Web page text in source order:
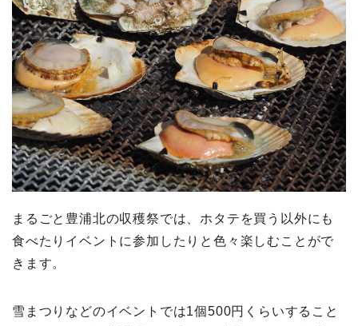
まるごと豊浦北の収穫祭では、ホタテを買う以外にも
食べたりイベントに参加したりと色々楽しむことがで
きます。
雪まつりなどのイベントでは1個500円くらいすること